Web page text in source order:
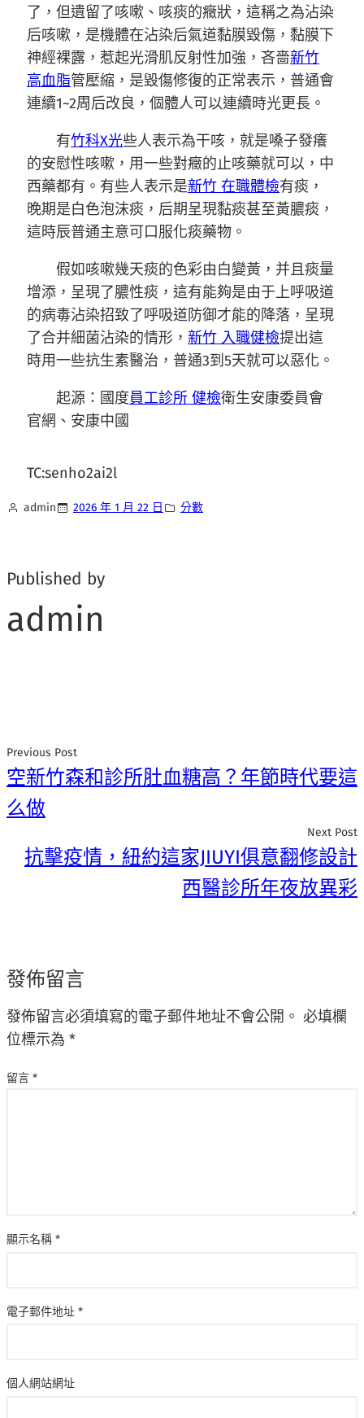
了，但遺留了咳嗽、咳痰的癥狀，這稱之為沾染
后咳嗽，是機體在沾染后氣道黏膜毀傷，黏膜下
神經裸露，惹起光滑肌反射性加強，吝嗇新竹
高血脂管壓縮，是毀傷修復的正常表示，普通會
連續1~2周后改良，個體人可以連續時光更長。
有竹科X光些人表示為干咳，就是嗓子發癢
的安慰性咳嗽，用一些對癥的止咳藥就可以，中
西藥都有。有些人表示是新竹 在職體檢有痰，
晚期是白色泡沫痰，后期呈現黏痰甚至黃膿痰，
這時辰普通主意可口服化痰藥物。
假如咳嗽幾天痰的色彩由白變黃，并且痰量
增添，呈現了膿性痰，這有能夠是由于上呼吸道
的病毒沾染招致了呼吸道防御才能的降落，呈現
了合并細菌沾染的情形， 新竹 入職健檢提出這
時用一些抗生素醫治，普通3到5天就可以惡化。
起源：國度員工診所 健檢衛生安康委員會
官網、安康中國
TC:senho2ai2l
admin 2026 年 1 月 22 日 分數
Published by
admin
Previous Post
空新竹森和診所肚血糖高？年節時代要這
么做
Next Post
抗擊疫情，紐約這家JIUYI俱意翻修設計
西醫診所年夜放異彩
發佈留言
發佈留言必須填寫的電子郵件地址不會公開。 必填欄
位標示為 *
留言 *
顯示名稱 *
電子郵件地址 *
個人網站網址